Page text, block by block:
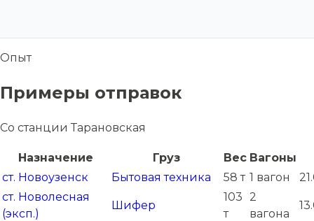
Опыт
Примеры отправок
Со станции Тарановская
Назначение Груз Вес Вагоны
ст. Новоузенск
Бытовая техника 58 т 1 вагон
ст. Новолесная
(эксп.)
Шифер
103
т
2
вагона